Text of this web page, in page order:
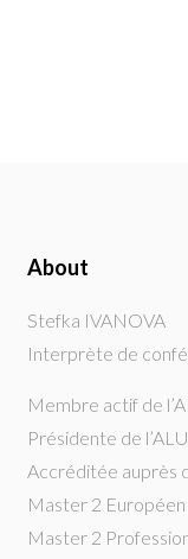
About
Stefka IVANOVA
Interprète de
Membre actif de
Présidente de
Accréditée auprès
Master 2
Master 2